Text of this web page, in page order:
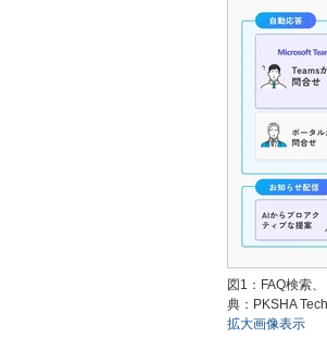
図1：FAQ検索
典：PKSHA
拡大画像表示